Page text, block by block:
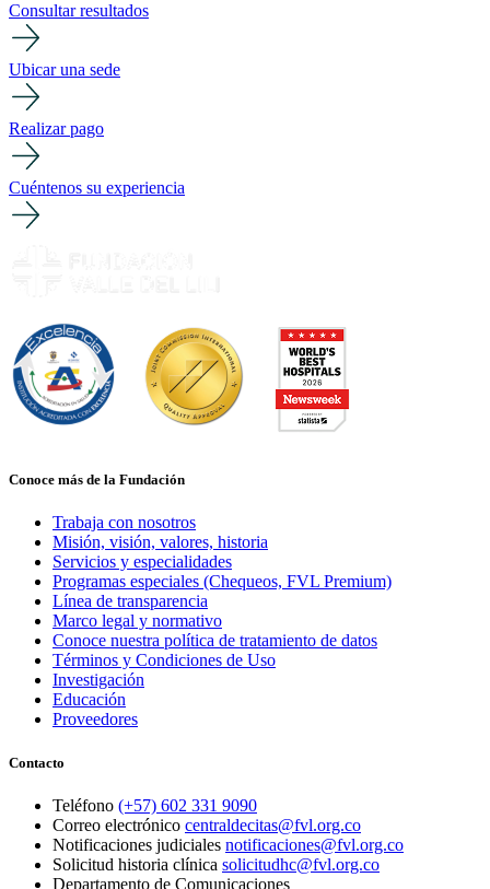
Consultar resultados
Ubicar una sede
Realizar pago
Cuéntenos su experiencia
Conoce más de la Fundación
Trabaja con nosotros
Misión, visión, valores, historia
Servicios y especialidades
Programas especiales (Chequeos, FVL Premium)
Línea de transparencia
Marco legal y normativo
Conoce nuestra política de tratamiento de datos
Términos y Condiciones de Uso
Investigación
Educación
Proveedores
Contacto
Teléfono (+57) 602 331 9090
Correo electrónico centraldecitas@fvl.org.co
Notificaciones judiciales notificaciones@fvl.org.co
Solicitud historia clínica solicitudhc@fvl.org.co
Departamento de Comunicaciones